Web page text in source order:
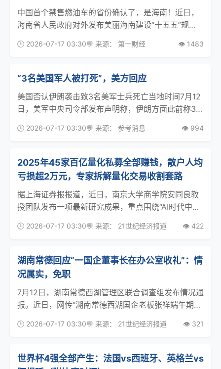
中国首个禁售燃油车的省份确认了，是海南！近日，
海南省人民政府对外发布美丽海南建设“十五五”规
新能源汽车保有量占比将从2025年的23.75%提升至
🕒 2026-07-17 03:30💬 来源： 第一财经 👁️ 1483
“3名美国军人被打死”，美方回应
美国否认伊朗袭击致3名美军士兵死亡当地时间7月12
日，美军中央司令部发布声明称，伊朗方面此前称3名
实。声明表示，该地区没有美国士兵死亡或受伤的报
有消
🕒 2026-07-17 03:30💬 来源： 参考消息 👁️ 994
2025年45家百亿量化私募全部赚钱，散户人均
亏损超2万元，专家拆解量化交易收割套路
据上海证券报报道，近日，南京大学商学院安同良教
授团队发布一项最新研究成果，重点围绕“AI时代中国
对AI时代的量化交易监管提出了具体建议。 第三方数
🕒 2026-07-17 03:30💬 来源： 21世纪经济报道 👁️ 422
湖南常德回应“一国企董事长在办公室收礼”：情
况属实，免职
7月12日，湖南常德西湖管理区联合调查组发布情况通
报。近日，网传“湖南常德西湖国企老板张祥端午期间
视，第一时间成立由区纪委监工委、区委办、区委组
调
🕒 2026-07-17 03:30💬 来源： 21世纪经济报道 👁️ 321
世界杯4强全部产生：法国vs西班牙、英格兰vs